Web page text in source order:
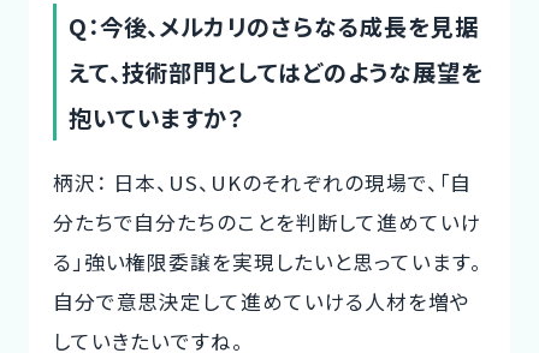
Q：今後、メルカリのさらなる成長を見据
えて、技術部門としてはどのような展望を
抱いていますか？
柄沢： 日本、US、UKのそれぞれの現場で、「自
分たちで自分たちのことを判断して進めていけ
る」強い権限委譲を実現したいと思っています。
自分で意思決定して進めていける人材を増や
していきたいですね。